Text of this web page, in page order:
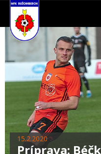
15.2.2020
Príprava: